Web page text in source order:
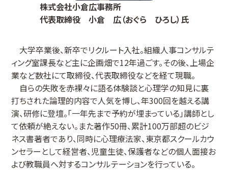
株式会社小倉広事務所
代表取締役 小倉 広（おぐら ひろし）氏
大学卒業後、新卒でリクルート入社。組織人事コンサルテ
ィング室課長など主に企画畑で12年過ごす。その後、上場企
業など数社にて取締役、代表取締役などを経て現職。
自らの失敗を赤裸々に語る体験談と心理学の知見に裏
打ちされた論理的内容で人気を博し、年300回を越える講
演、研修に登壇。「一年先まで予約が埋まっている」講師とし
て依頼が絶えない。また著作50冊、累計100万部超のビジ
ネス書著者であり、同時に心理療法家、東京都スクールカウ
ンセラーとして経営者、児童生徒、保護者などの個人面接お
よび教職員へ対するコンサルテーションを行っている。